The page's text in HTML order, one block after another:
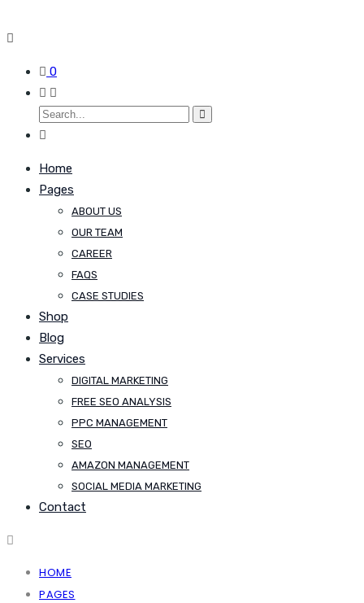
0
Home
Pages
ABOUT US
OUR TEAM
CAREER
FAQS
CASE STUDIES
Shop
Blog
Services
DIGITAL MARKETING
FREE SEO ANALYSIS
PPC MANAGEMENT
SEO
AMAZON MANAGEMENT
SOCIAL MEDIA MARKETING
Contact
HOME
PAGES